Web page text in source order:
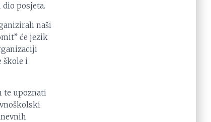
posjeta.
naši
će jezik
škole i
te upoznati